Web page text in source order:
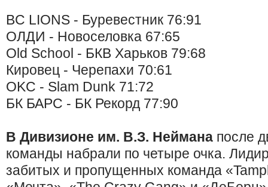
BC LIONS - Буревестник 76:91
ОЛДИ - Новоселовка 67:65
Old School - БКВ Харьков 79:68
Кировец - Черепахи 70:61
OKC - Slam Dunk 71:72
БК БАРС - БК Рекорд 77:90
В Дивизионе им. В.З. Неймана после
команды набрали по четыре очка.
забитых и пропущенных команда